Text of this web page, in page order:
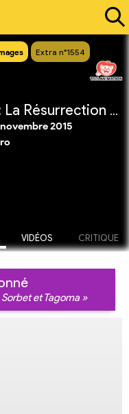
Extra n°1554
Dragon Ball Z : La Résurrection de 'F'
2015
VIDÉOS CRITIQUE
et Tagoma »